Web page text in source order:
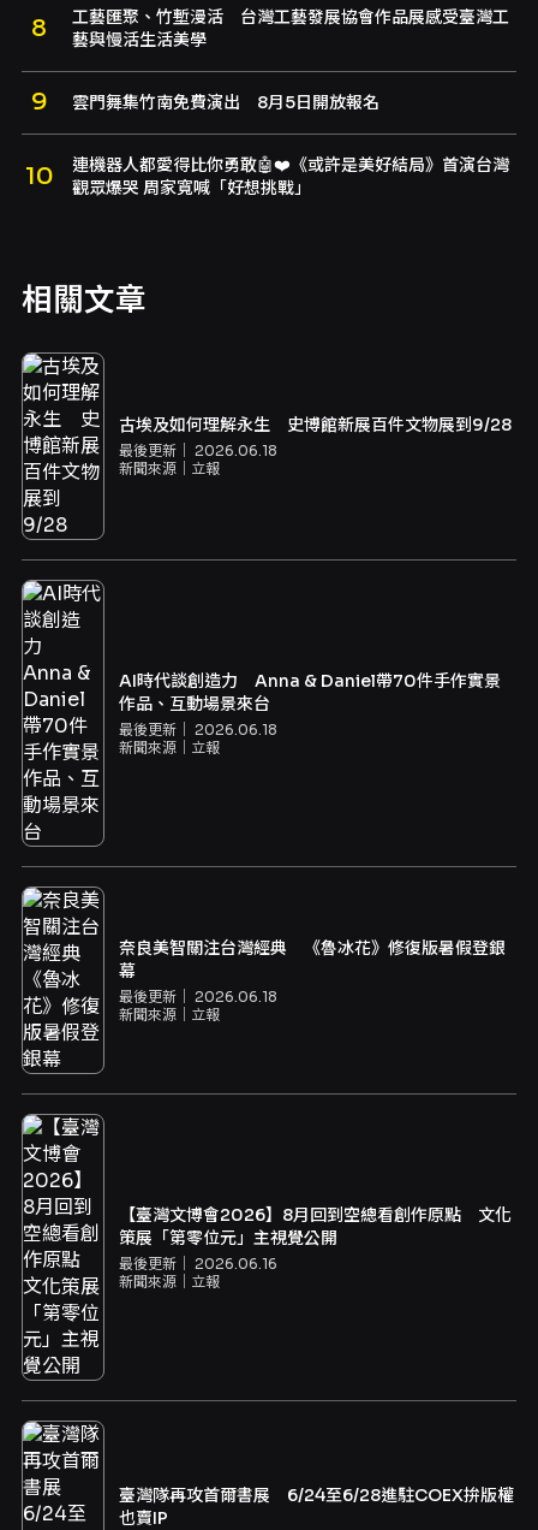
工藝匯聚、竹塹漫活 台灣工藝發展協會作品展感受臺灣工
藝與慢活生活美學
雲門舞集竹南免費演出 8月5日開放報名
連機器人都愛得比你勇敢🤖❤️《或許是美好結局》首演台灣
觀眾爆哭 周家寬喊「好想挑戰」
相關文章
古埃及如何理解永生 史博館新展百件文物展到9/28
最後更新｜ 2026.06.18
新聞來源｜ 立報
AI時代談創造力 Anna & Daniel帶70件手作實景
作品、互動場景來台
最後更新｜ 2026.06.18
新聞來源｜ 立報
奈良美智關注台灣經典 《魯冰花》修復版暑假登銀
幕
最後更新｜ 2026.06.18
新聞來源｜ 立報
【臺灣文博會2026】8月回到空總看創作原點 文化
策展「第零位元」主視覺公開
最後更新｜ 2026.06.16
新聞來源｜ 立報
臺灣隊再攻首爾書展 6/24至6/28進駐COEX拚版權
也賣IP